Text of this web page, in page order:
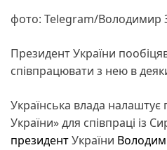
фото: Telegram/Володимир
Президент України
співпрацювати з нею в
Українська влада
України» для співпраці із
президентУкраїни